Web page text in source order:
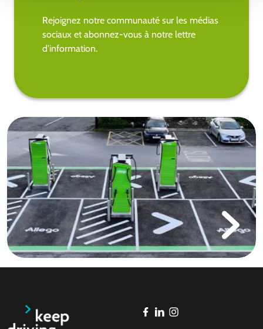
Rejoignez notre communauté sur les médias
sociaux et abonnez-vous à notre lettre
d'information.